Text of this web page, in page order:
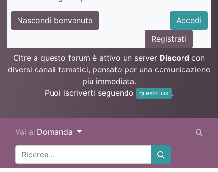
Nascondi benvenuto
Accedi
Registrati
Oltre a questo forum è attivo un server Discord con
diversi canali tematici, pensato per una comunicazione
più immediata.
Puoi iscriverti seguendo
questo link .
Vai a: Domanda